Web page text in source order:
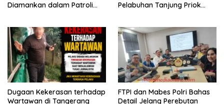
Diamankan dalam Patroli
Pelabuhan Tanjung Priok
Dugaan Kekerasan terhadap
Wartawan di Tangerang
FTPI dan Mabes Polri Bahas
Detail Jelang Perebutan